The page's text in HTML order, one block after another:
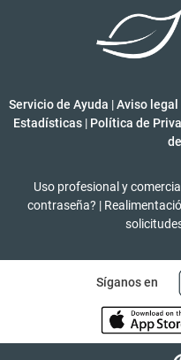
Servicio de Ayuda |Aviso legal
Estadísticas | Política de
Uso profesional y comercial
contraseña? |
Síganos en